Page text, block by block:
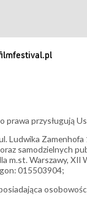
prawa przysługują
Ludwika
samodzielnych
m.st. Warszawy, XII
015503904;